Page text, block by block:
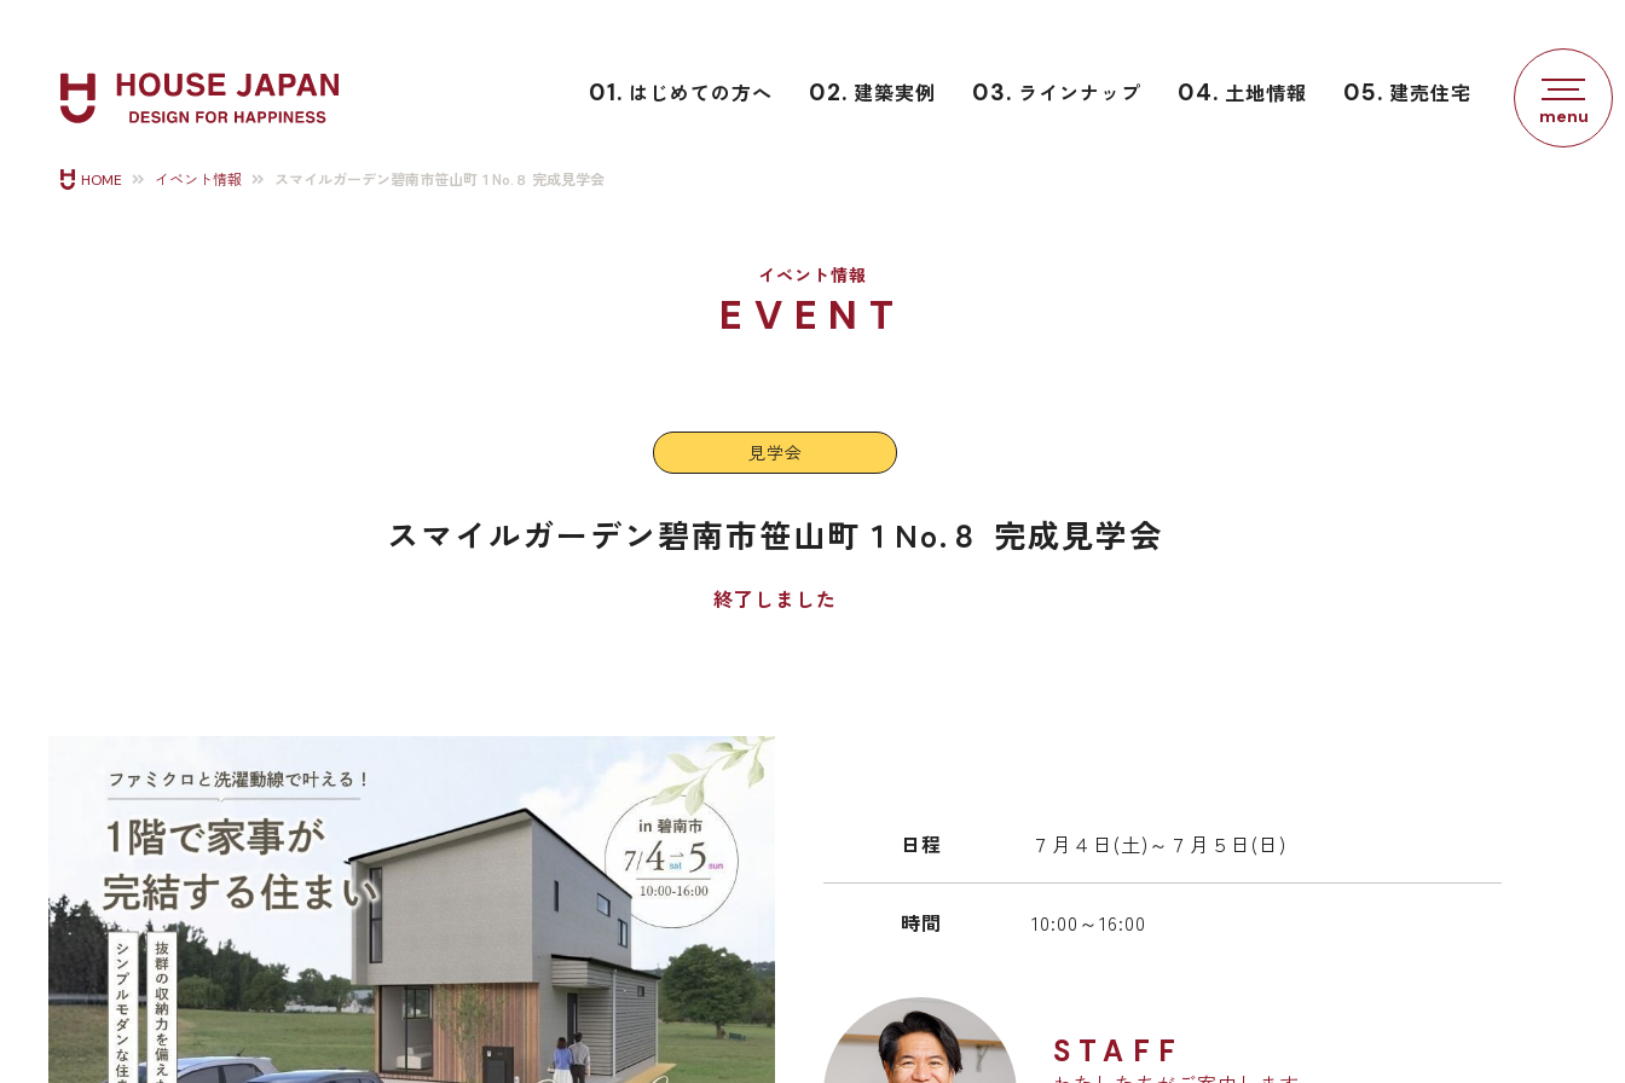
01. はじめての方へ 02. 建築実例 03. ラインナップ 04. 土地情報 05. 建売住宅
イベント情報
EVENT
HOME イベント情報 スマイルガーデン碧南市笹山町１No.８ 完成見学会
見学会
スマイルガーデン碧南市笹山町１No.８ 完成見学会
終了しました
日程 ７月４日(土)～７月５日(日)
時間 10:00～16:00
STAFF